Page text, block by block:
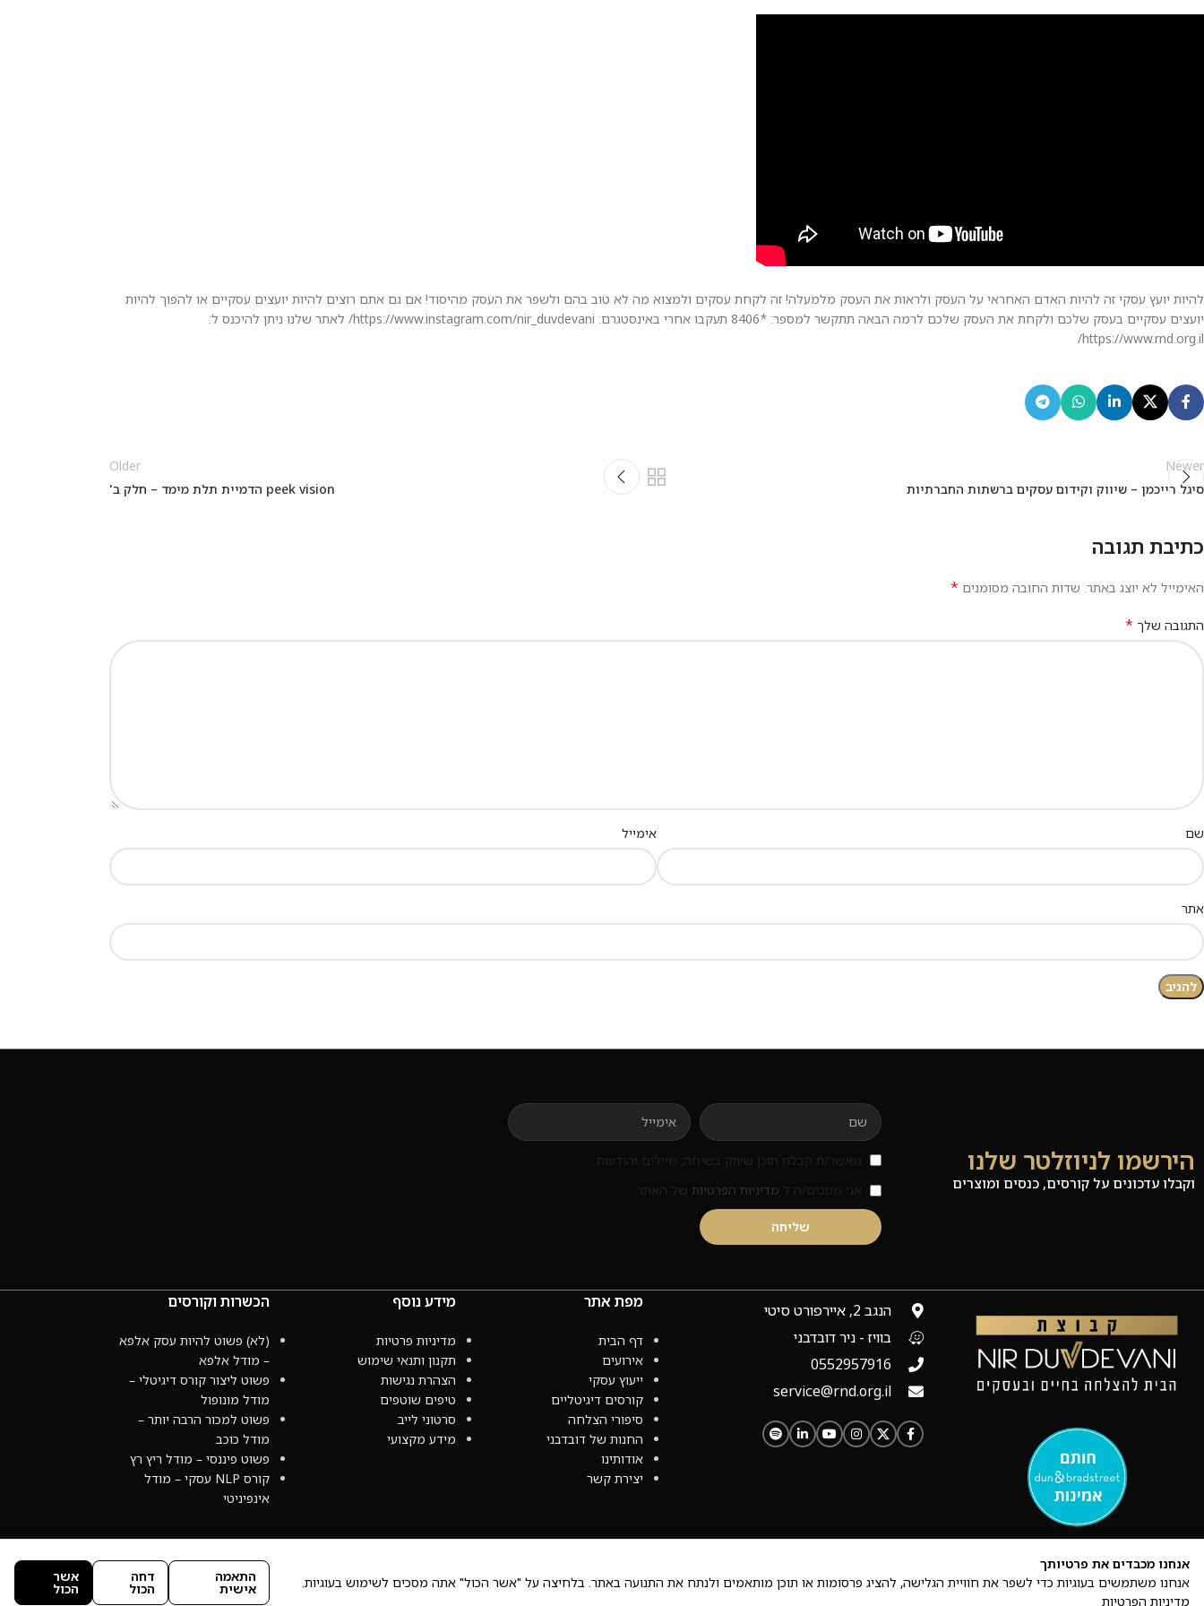
להיות יועץ עסקי זה להיות האדם האחראי על העסק ולראות את העסק מלמעלה! זה לקחת עסקים ולמצוא מה לא טוב בהם ולשפר את העסק מהיסוד! אם גם אתם רוצים להיות יועצים עסקיים או להפוך להיות
יועצים עסקיים בעסק שלכם ולקחת את העסק שלכם לרמה הבאה תתקשר למספר: *8406 תעקבו אחרי באינסטגרם: https://www.instagram.com/nir_duvdevani/ לאתר שלנו ניתן להיכנס ל:
https://www.rnd.org.il/
Newer
סיגל רייכמן – שיווק וקידום עסקים ברשתות החברתיות
Older
peek vision הדמיית תלת מימד – חלק ב'
כתיבת תגובה
האימייל לא יוצג באתר. שדות החובה מסומנים *
התגובה שלך *
שם אימייל
אתר
הירשמו לניוזלטר שלנו
וקבלו עדכונים על קורסים, כנסים ומוצרים
מאשר/ת קבלת תוכן שיווק בשיחה, מיילים והודעות.
אני מסכים/ה ל מדיניות הפרטיות של האתר
שליחה
הנגב 2, איירפורט סיטי
בוויז - ניר דובדבני
0552957916
service@rnd.org.il
מפת אתר
דף הבית
אירועים
ייעוץ עסקי
קורסים דיגיטליים
סיפורי הצלחה
החנות של דובדבני
אודותינו
יצירת קשר
מידע נוסף
מדיניות פרטיות
תקנון ותנאי שימוש
הצהרת נגישות
טיפים שוטפים
סרטוני לייב
מידע מקצועי
הכשרות וקורסים
(לא) פשוט להיות עסק אלפא
– מודל אלפא
פשוט ליצור קורס דיגיטלי –
מודל מונופול
פשוט למכור הרבה יותר –
מודל כוכב
פשוט פיננסי – מודל ריץ רץ
קורס NLP עסקי – מודל
אינפיניטי
אנחנו מכבדים את פרטיותך
אנחנו משתמשים בעוגיות כדי לשפר את חוויית הגלישה, להציג פרסומות או תוכן מותאמים ולנתח את התנועה באתר. בלחיצה על "אשר הכול" אתה מסכים לשימוש בעוגיות.
מדיניות הפרטיות
התאמה
אישית
דחה
הכול
אשר
הכול